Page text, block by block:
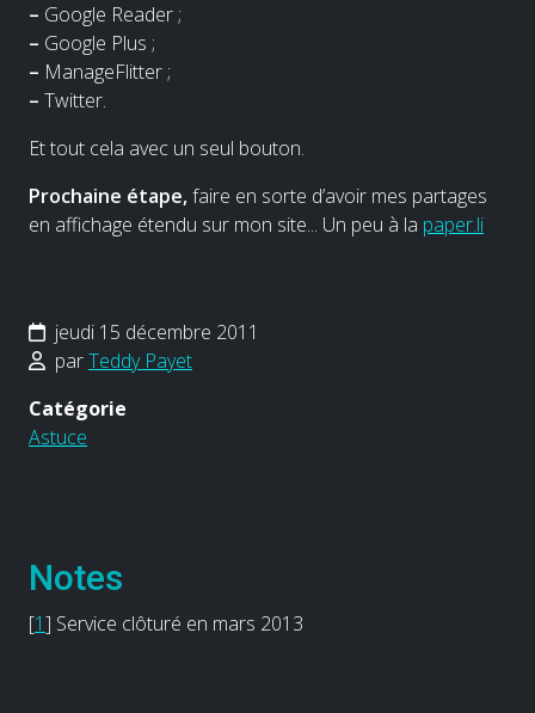
– Google Reader ;
– Google Plus ;
– ManageFlitter ;
– Twitter.
Et tout cela avec un seul bouton.
Prochaine étape,faire en sorte d’avoir mes partages
en affichage étendu sur mon site... Un peu à la paper.li
jeudi 15 décembre 2011
parTeddy Payet
Catégorie
Astuce
Notes
[1] Service clôturé en mars 2013